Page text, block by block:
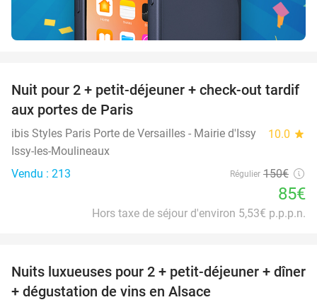
43%
Nuit pour 2 + petit-déjeuner + check-out tardif
aux portes de Paris
ibis Styles Paris Porte de Versailles - Mairie d'Issy 10.0 star
Issy-les-Moulineaux
Vendu : 213
Régulier 150€
85€
Hors taxe de séjour d'environ 5,53€ p.p.p.n.
28%
Nuits luxueuses pour 2 + petit-déjeuner + dîner
+ dégustation de vins en Alsace